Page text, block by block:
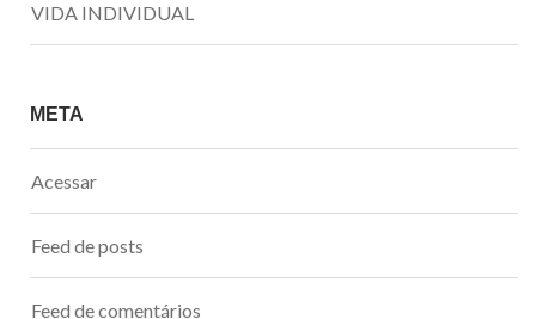
VIDA INDIVIDUAL
META
Acessar
Feed de posts
Feed de comentários